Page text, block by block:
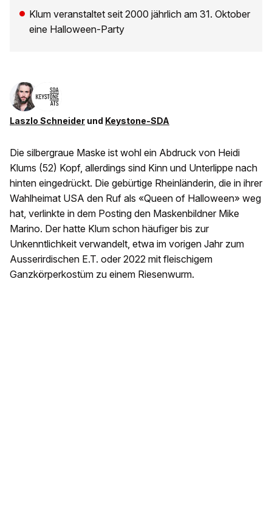
Klum veranstaltet seit 2000 jährlich am 31. Oktober
eine Halloween-Party
Laszlo Schneider und Keystone-SDA
Die silbergraue Maske ist wohl ein Abdruck von Heidi
Klums (52) Kopf, allerdings sind Kinn und Unterlippe nach
hinten eingedrückt. Die gebürtige Rheinländerin, die in ihrer
Wahlheimat USA den Ruf als «Queen of Halloween» weg
hat, verlinkte in dem Posting den Maskenbildner Mike
Marino. Der hatte Klum schon häufiger bis zur
Unkenntlichkeit verwandelt, etwa im vorigen Jahr zum
Ausserirdischen E.T. oder 2022 mit fleischigem
Ganzkörperkostüm zu einem Riesenwurm.